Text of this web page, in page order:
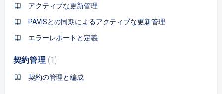
アクティブな更新管理
PAVISとの同期によるアクティブな更新管理
エラーレポートと定義
契約管理 1
契約の管理と編成